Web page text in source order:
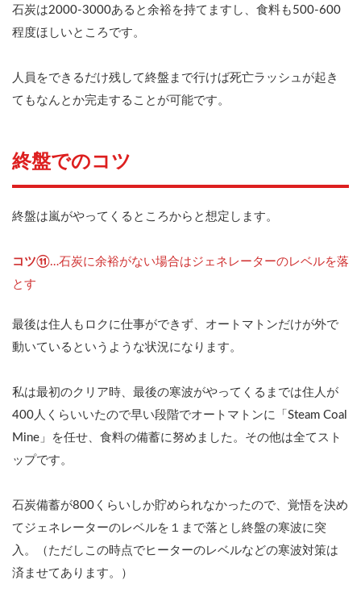
石炭は2000-3000あると余裕を持てますし、食料も500-600
程度ほしいところです。
人員をできるだけ残して終盤まで行けば死亡ラッシュが起き
てもなんとか完走することが可能です。
終盤でのコツ
終盤は嵐がやってくるところからと想定します。
コツ⑪…石炭に余裕がない場合はジェネレーターのレベルを落
とす
最後は住人もロクに仕事ができず、オートマトンだけが外で
動いているというような状況になります。
私は最初のクリア時、最後の寒波がやってくるまでは住人が
400人くらいいたので早い段階でオートマトンに「Steam Coal
Mine」を任せ、食料の備蓄に努めました。その他は全てスト
ップです。
石炭備蓄が800くらいしか貯められなかったので、覚悟を決め
てジェネレーターのレベルを１まで落とし終盤の寒波に突
入。（ただしこの時点でヒーターのレベルなどの寒波対策は
済ませてあります。）